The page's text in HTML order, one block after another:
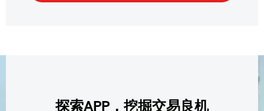
探索APP，挖掘交易良机